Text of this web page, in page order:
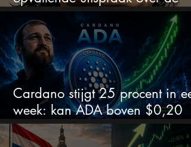
beurs
Cardano stijgt 25 procent in
week: kan ADA boven $0,20
blijven?